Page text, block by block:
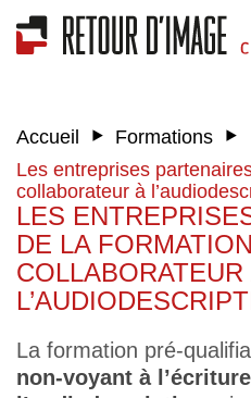
Accueil ‣ Formations ‣
Les entreprises
collaborateur à
LES
DE LA
COLLABORATEUR
La formation pré-
non-voyant à